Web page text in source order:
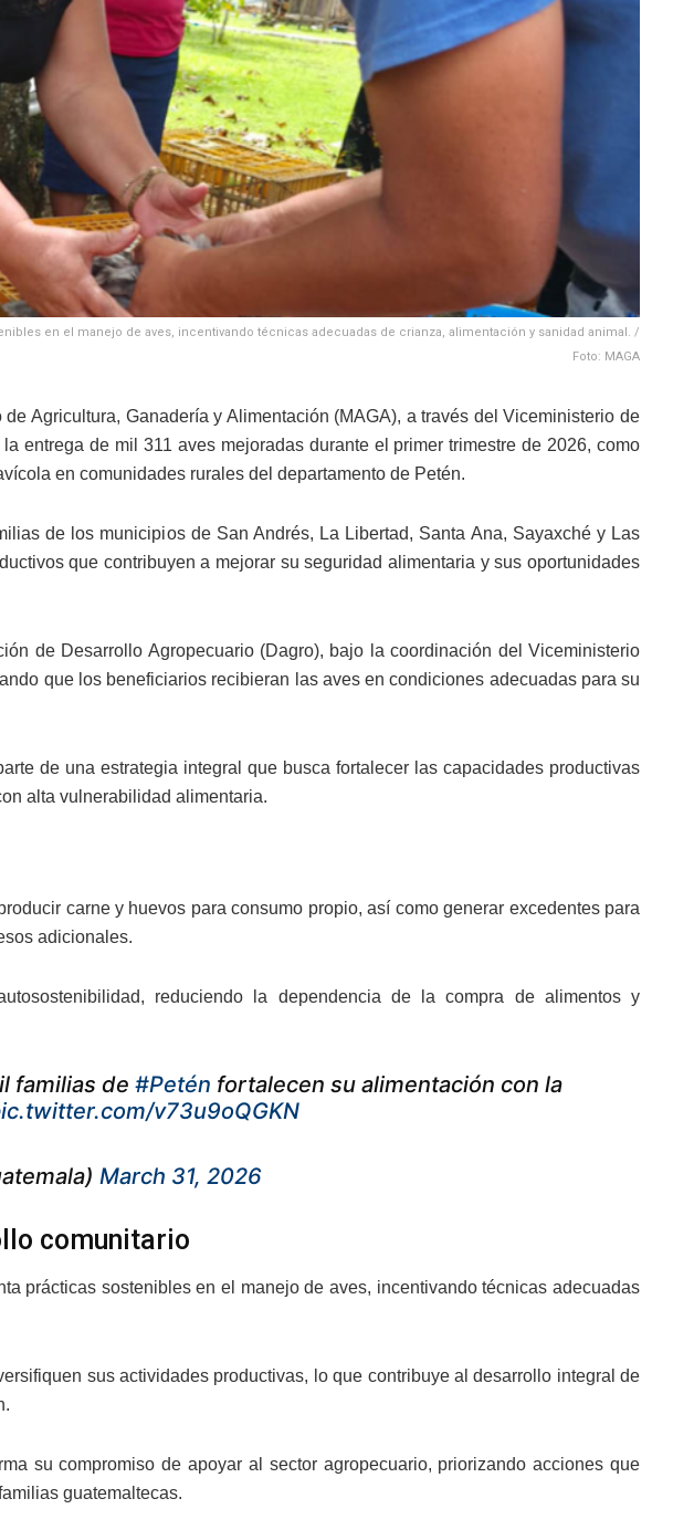
en el manejo de aves, incentivando técnicas adecuadas de crianza, alimentación y sanidad animal. /
Foto: MAGA
de Agricultura, Ganadería y Alimentación (MAGA), a través del Viceministerio de
entrega de mil 311 aves mejoradas durante el primer trimestre de 2026, como
en comunidades rurales del departamento de Petén.
de los municipios de San Andrés, La Libertad, Santa Ana, Sayaxché y Las
que contribuyen a mejorar su seguridad alimentaria y sus oportunidades
de Desarrollo Agropecuario (Dagro), bajo la coordinación del Viceministerio
que los beneficiarios recibieran las aves en condiciones adecuadas para su
de una estrategia integral que busca fortalecer las capacidades productivas
alta vulnerabilidad alimentaria.
carne y huevos para consumo propio, así como generar excedentes para
adicionales.
reduciendo la dependencia de la compra de alimentos y
familias de #Petén fortalecen su alimentación con la
v73u9oQGKN
March 31, 2026
comunitario
prácticas sostenibles en el manejo de aves, incentivando técnicas adecuadas
sus actividades productivas, lo que contribuye al desarrollo integral de
su compromiso de apoyar al sector agropecuario, priorizando acciones que
guatemaltecas.